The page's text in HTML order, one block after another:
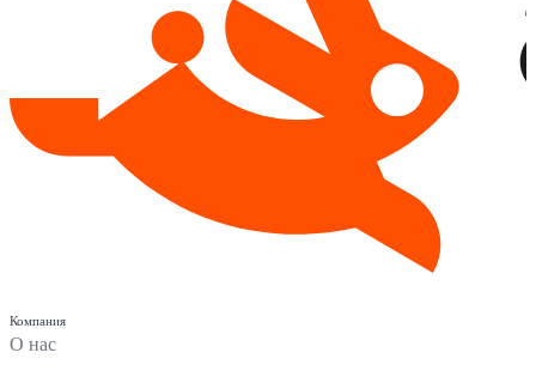
Компания
О нас